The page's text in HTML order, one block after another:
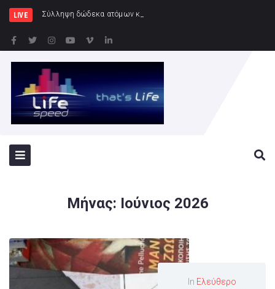
LIVE Σύλληψη δώδεκα ατόμων κατά τη διάρκεια του ποδοσφαι
Μήνας: Ιούνιος 2026
In Ελεύθερο